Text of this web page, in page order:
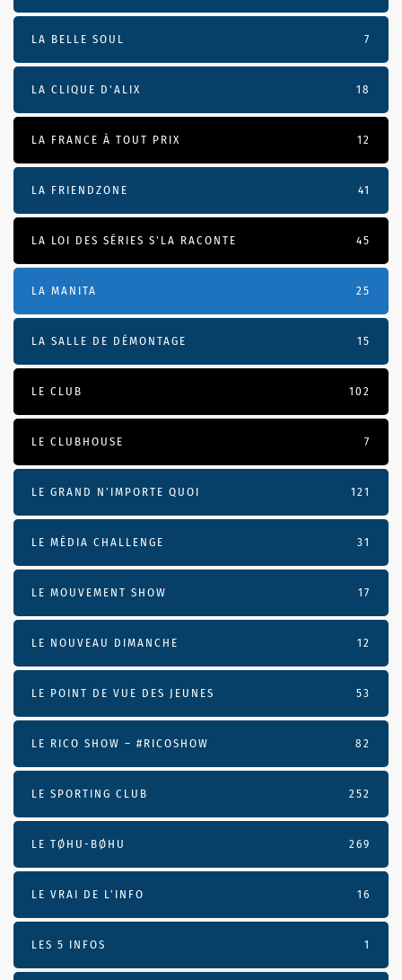
LA BELLE SOUL 7
LA CLIQUE D'ALIX 18
LA FRANCE À TOUT PRIX 12
LA FRIENDZONE 41
LA LOI DES SÉRIES S'LA RACONTE 45
LA MANITA 25
LA SALLE DE DÉMONTAGE 15
LE CLUB 102
LE CLUBHOUSE 7
LE GRAND N’IMPORTE QUOI 121
LE MÉDIA CHALLENGE 31
LE MOUVEMENT SHOW 17
LE NOUVEAU DIMANCHE 12
LE POINT DE VUE DES JEUNES 53
LE RICO SHOW – #RICOSHOW 82
LE SPORTING CLUB 252
LE TØHU-BØHU 269
LE VRAI DE L’INFO 16
LES 5 INFOS 1